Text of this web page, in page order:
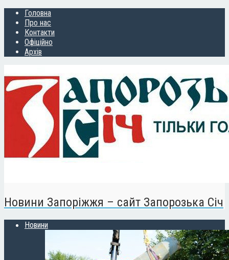
Головна
Про нас
Контакти
Офіційно
Архів
Новини Запоріжжя – сайт Запорозька Січ
Новини